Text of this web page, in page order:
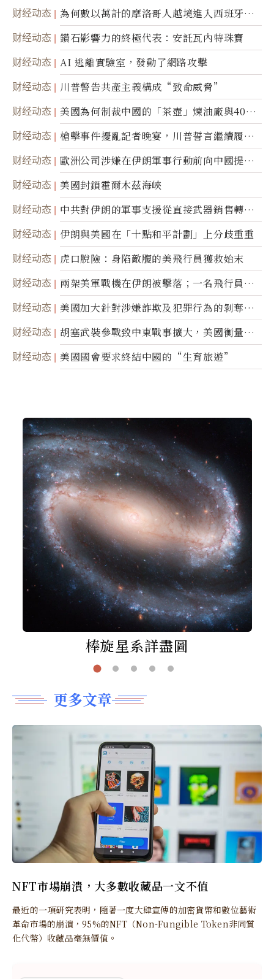
财经动态
為何數以萬計的摩洛哥人越境進入西班牙休
達
财经动态 鑽石影響力的終極代表：安託瓦內特珠寶
财经动态 AI 逃離實驗室，發動了網路攻擊
财经动态 川普警告共產主義構成“致命威脅”
财经动态
美國為何制裁中國的「茶壺」煉油廠與40家
航運公司
财经动态
槍擊事件擾亂記者晚宴，川普誓言繼續履行
職責
财经动态
歐洲公司涉嫌在伊朗軍事行動前向中國提供
美軍基地的衛星影像
财经动态 美國封鎖霍爾木茲海峽
财经动态
中共對伊朗的軍事支援從直接武器銷售轉向
間接技術轉讓
财经动态 伊朗與美國在「十點和平計劃」上分歧重重
财经动态 虎口脫險：身陷敵腹的美飛行員獲救始末
财经动态
兩架美軍戰機在伊朗被擊落；一名飛行員失
蹤
财经动态
美國加大針對涉嫌詐欺及犯罪行為的剝奪公
民權力度
财经动态
胡塞武裝參戰致中東戰事擴大，美國衡量地
面入侵的可能性
财经动态 美國國會要求終結中國的“生育旅遊”
棒旋星系詳盡圖
更多文章
NFT市場崩潰，大多數收藏品一文不值
最近的一項研究表明，隨著一度大肆宣傳的加密貨幣和數位藝術
革命市場的崩潰，95%的NFT（Non-Fungible Token非同質
化代幣）收藏品毫無價值。